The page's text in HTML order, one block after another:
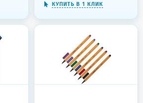
КУПИТЬ В 1 КЛИК